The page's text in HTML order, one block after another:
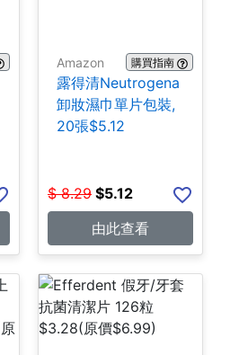
Amazon 購買指南
露得清Neutrogena
卸妝濕巾單片包裝,
20張$5.12
$ 8.29 $5.12
由此查看